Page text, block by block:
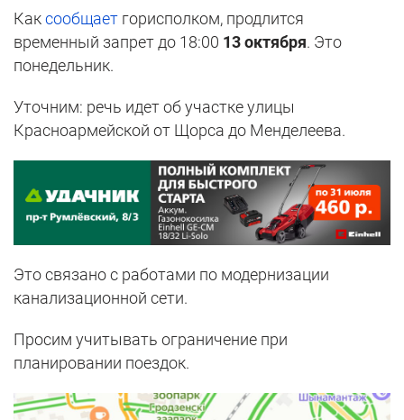
Каксообщает горисполком, продлится
временный запрет до 18:00 13 октября. Это
понедельник.
Уточним: речь идет об участке улицы
Красноармейской от Щорса до Менделеева.
Это связано с работами по модернизации
канализационной сети.
Просим учитывать ограничение при
планировании поездок.